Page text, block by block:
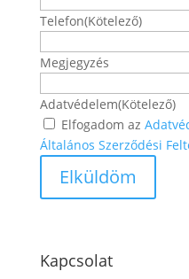
Telefon(Kötelező)
Megjegyzés
Adatvédelem(Kötelező)
Elfogadom az
Általános Szerződési
Kapcsolat